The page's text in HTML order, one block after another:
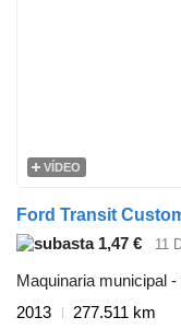
VÍDEO
Ford Transit
1,47 €
11
Maquinaria municipal
2013
277.511 km